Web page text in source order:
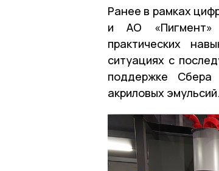
Ранее в рамках
и АО «Пигмент»
практических
ситуациях с
поддержке Сбера
акриловых эмульсий.